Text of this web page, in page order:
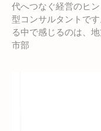
代へつなぐ経営のヒ
型コンサルタントで
る中で感じるのは、
市部